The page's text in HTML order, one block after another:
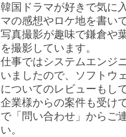
韓国ドラマが好きで気に
マの感想やロケ地を書い
写真撮影が趣味で鎌倉や
を撮影しています。
仕事ではシステムエンジ
いましたので、ソフトウ
についてのレビューもし
企業様からの案件も受け
で「問い合わせ」からご
い。